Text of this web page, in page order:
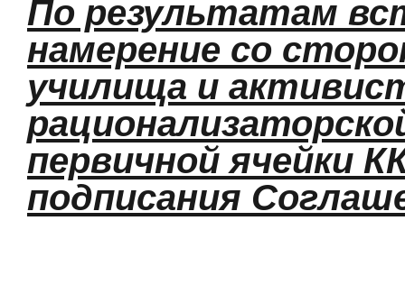
По результатам
намерение со
училища и
первичной ячейки
подписания